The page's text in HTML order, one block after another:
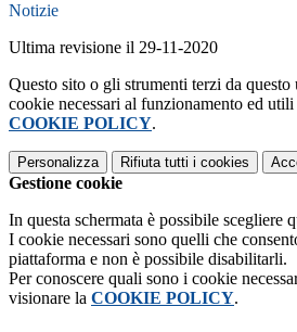
Notizie
Ultima revisione il 29-11-2020
Questo sito o gli strumenti terzi da
cookie necessari al funzionamento ed
COOKIE POLICY.
Personalizza Rifiuta tutti i cookies
Gestione cookie
In questa schermata è possibile scegliere
I cookie necessari sono quelli che
piattaforma e non è possibile disabilitarli.
Per conoscere quali sono i cookie
visionare la COOKIE POLICY.